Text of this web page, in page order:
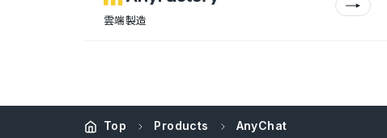
雲端製造
Top Products AnyChat